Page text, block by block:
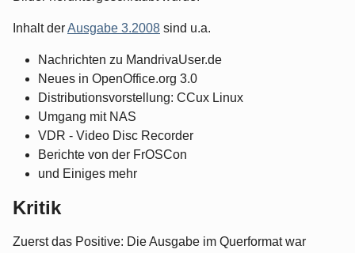
Inhalt derAusgabe 3.2008 sind u.a.
Nachrichten zu MandrivaUser.de
Neues in OpenOffice.org 3.0
Distributionsvorstellung: CCux Linux
Umgang mit NAS
VDR - Video Disc Recorder
Berichte von der FrOSCon
und Einiges mehr
Kritik
Zuerst das Positive: Die Ausgabe im Querformat war